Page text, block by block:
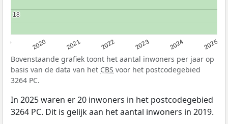
2020 2021 2022 2023 2024 2025
18
18
Bovenstaande grafiek toont het aantal inwoners per jaar op
basis van de data van het CBS voor het postcodegebied
3264 PC.
In 2025 waren er 20 inwoners in het postcodegebied
3264 PC. Dit is gelijk aan het aantal inwoners in 2019.